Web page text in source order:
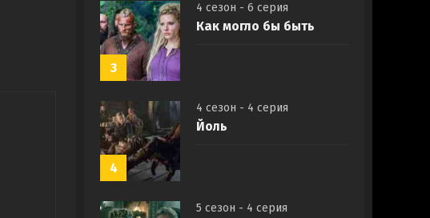
3
4 сезон - 6 серия
Как могло бы быть
4
4 сезон - 4 серия
Йоль
5 сезон - 4 серия